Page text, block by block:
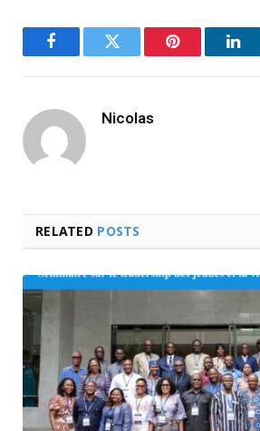
FacebookTwitter Pinterest
Nicolas
RELATED POSTS